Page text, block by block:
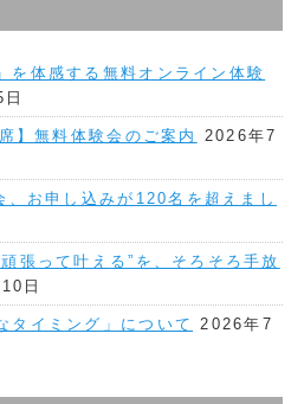
を体感する無料オンライン体験
】無料体験会のご案内
2026年7
、お申し込みが120名を超えまし
張って叶える”を、そろそろ手放
日
タイミング」について
2026年7